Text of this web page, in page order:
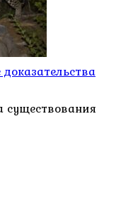
существования